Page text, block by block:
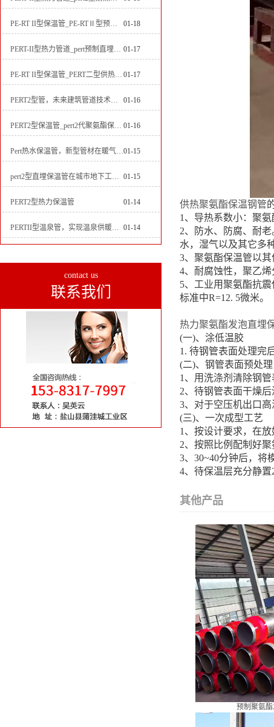
PE-RT II型保温管_PE-RTⅡ型预制直埋保温管_pert聚氨酯硬质保温管厂家 01-18
PERT-II型热力管道_pert预制直埋保温管生产厂家 01-17
PE-RT II型保温管_PERT二型供热管道_pert直埋保温管价格 01-17
PERT2型管，未来建筑管道技术的代表 01-16
PERT2型保温管_pert2代聚氨酯保温管道_排水供热pert二代保温管 01-16
Pert热水保温管，新型管材在暖气和热水系统中的应用01-15
pert2型直埋保温管在城市地下工程建设中的应用 01-15
PERT2型热力保温管 01-14
PERTII型温泉管，实现温泉供暖设备革新 01-14
contact us
联系我们
供热聚氨酯保温钢管
1、导热系数小：聚
2、防水、防腐、耐
水，湿气以及其它多
3、聚氨酯保温管以
4、耐腐蚀性，聚乙
5、工业用聚氨酯抗
标准中R=12. 5微米。
热力聚氨酯发泡直埋
(一)、涂低温胶
1. 待钢管表面处理完
(二)、钢管表面预处理
1、用洗涤剂清除钢管
2、待钢管表面干燥后
3、对于空压机出口
(三)、一次成型工艺
1、按设计要求，在
2、按照比例配制好聚
3、30~40分钟后，将
4、待保温层充分静置
其他产品
预制聚氨